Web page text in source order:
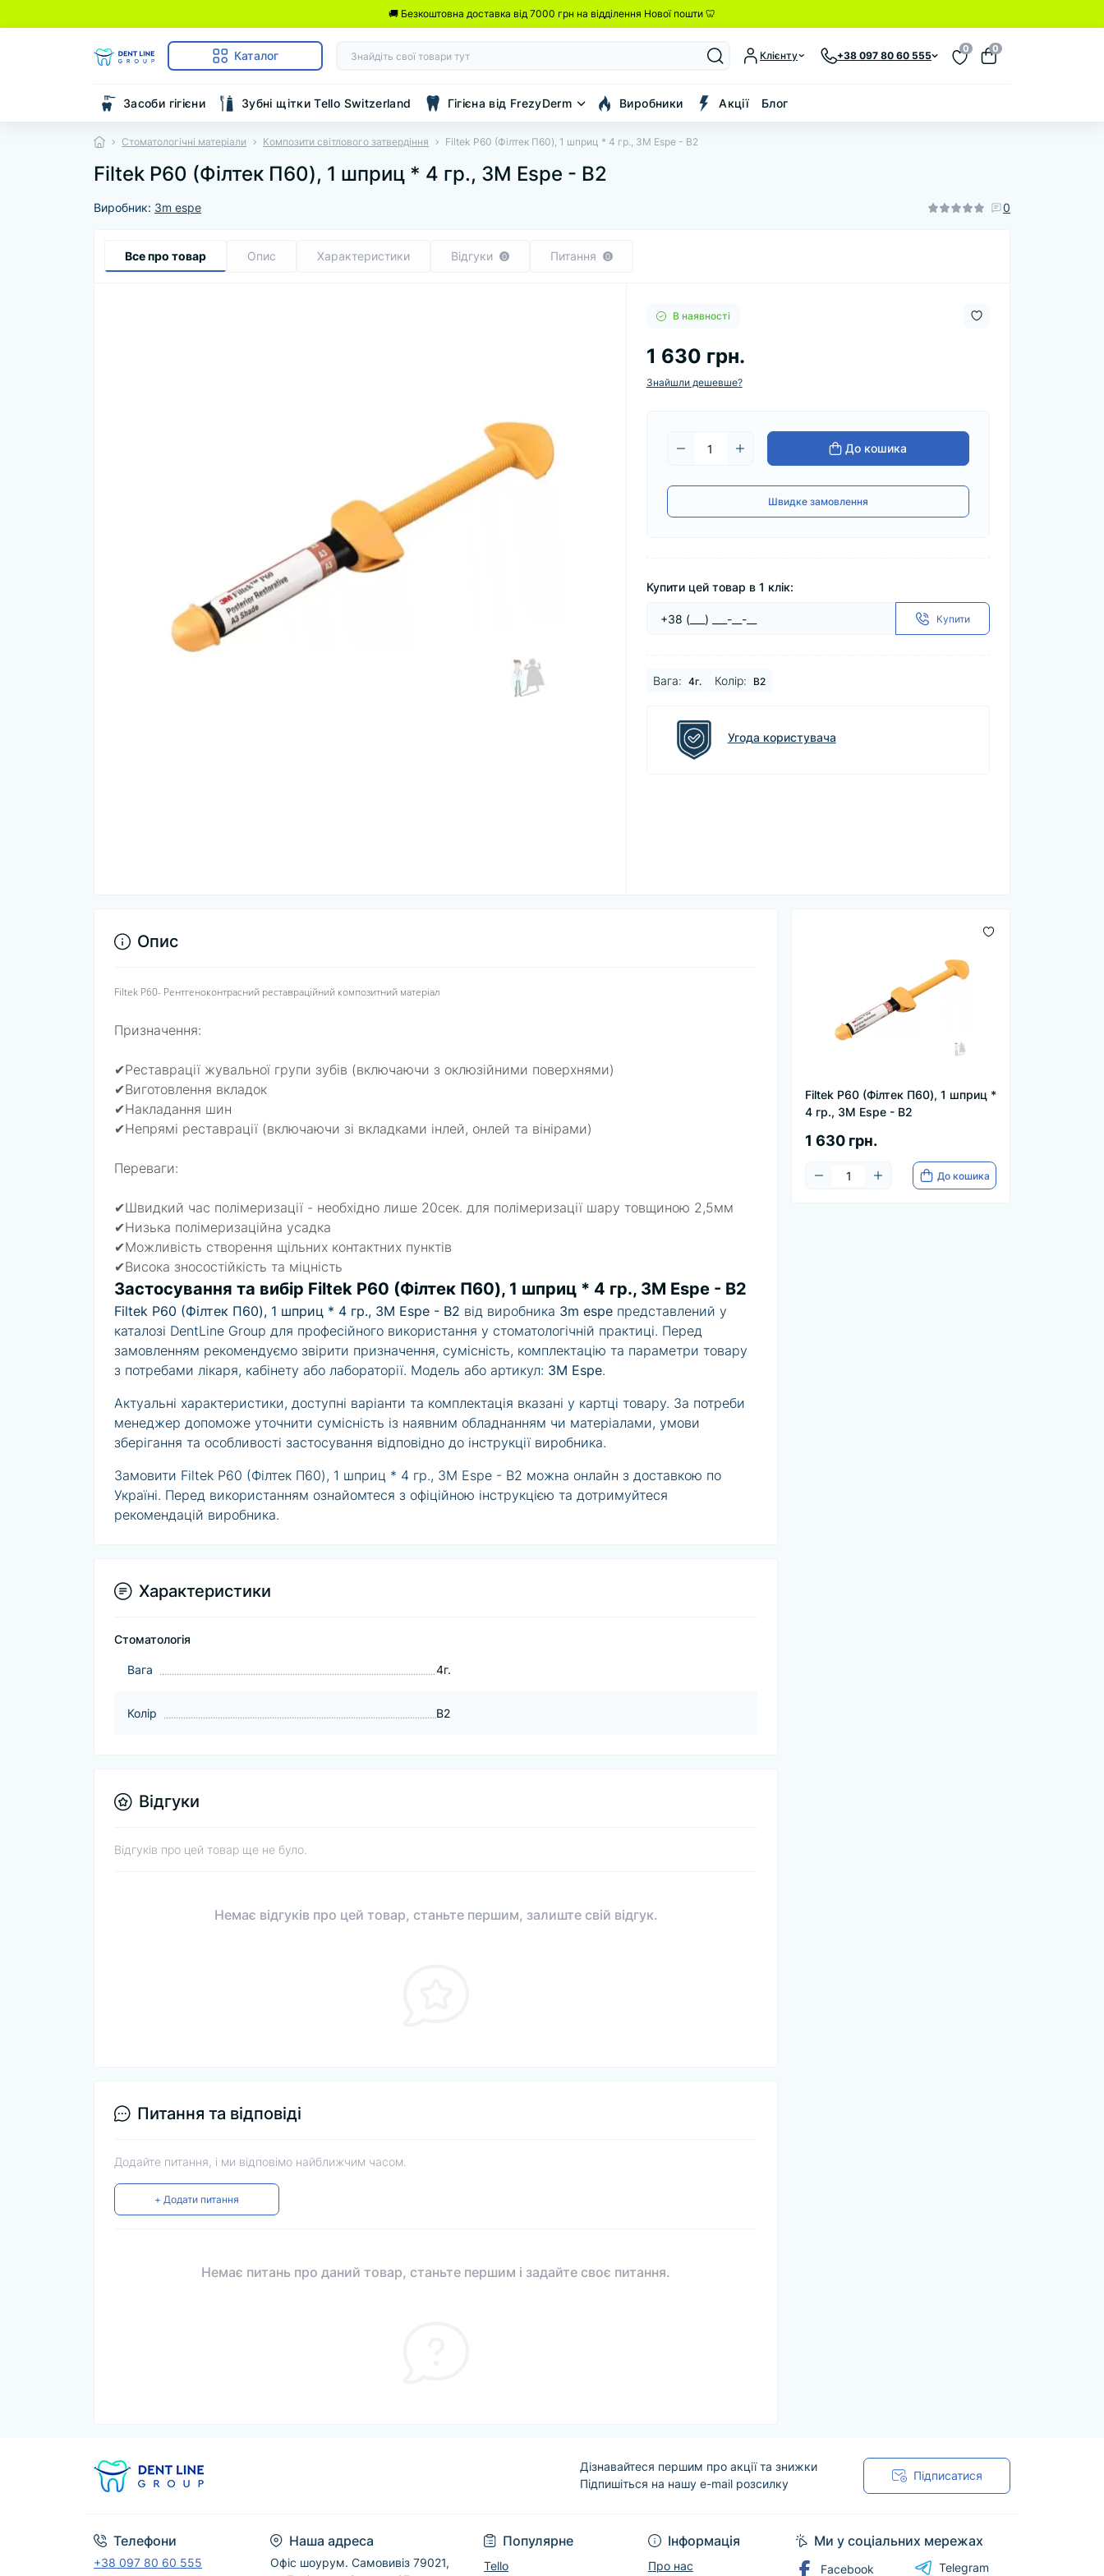
🚚 Безкоштовна доставка від 7000 грн на відділення Нової пошти 🦷
Каталог Клієнту +38 097 80 60 555
0 0
Засоби гігієни Зубні щітки Tello Switzerland Гігієна від FrezyDerm Виробники Акції Блог
Стоматологічні матеріали Композити світлового затвердіння Filtek P60 (Філтек П60), 1 шприц * 4 гр., 3M Espe - B2
Filtek P60 (Філтек П60), 1 шприц * 4 гр., 3M Espe - B2
Виробник: 3m espe 0
Все про товар Опис Характеристики Відгуки 0 Питання 0
В наявності
1 630 грн.
Знайшли дешевше?
До кошика
Швидке замовлення
Купити цей товар в 1 клік:
Купити
Baга: 4г. Колір: B2
Угода користувача
Filtek P60 (Філтек П60), 1 шприц *
4 гр., 3M Espe - B2
1 630 грн.
До кошика
Опис
Filtek P60- Рентгеноконтрасний реставраційний композитний матеріал
Призначення:
✔Реставрації жувальної групи зубів (включаючи з оклюзійними поверхнями)
✔Виготовлення вкладок
✔Накладання шин
✔Непрямі реставрації (включаючи зі вкладками інлей, онлей та вінірами)
Переваги:
✔Швидкий час полімеризації - необхідно лише 20сек. для полімеризації шару товщиною 2,5мм
✔Низька полімеризаційна усадка
✔Можливість створення щільних контактних пунктів
✔Висока зносостійкість та міцність
Застосування та вибір Filtek P60 (Філтек П60), 1 шприц * 4 гр., 3M Espe - B2
Filtek P60 (Філтек П60), 1 шприц * 4 гр., 3M Espe - B2 від виробника 3m espe представлений у
каталозі DentLine Group для професійного використання у стоматологічній практиці. Перед
замовленням рекомендуємо звірити призначення, сумісність, комплектацію та параметри товару
з потребами лікаря, кабінету або лабораторії. Модель або артикул: 3M Espe.
Актуальні характеристики, доступні варіанти та комплектація вказані у картці товару. За потреби
менеджер допоможе уточнити сумісність із наявним обладнанням чи матеріалами, умови
зберігання та особливості застосування відповідно до інструкції виробника.
Замовити Filtek P60 (Філтек П60), 1 шприц * 4 гр., 3M Espe - B2 можна онлайн з доставкою по
Україні. Перед використанням ознайомтеся з офіційною інструкцією та дотримуйтеся
рекомендацій виробника.
Характеристики
Стоматологія
Baга 4г.
Колір B2
Відгуки
Відгуків про цей товар ще не було.
Немає відгуків про цей товар, станьте першим, залиште свій відгук.
Питання та відповіді
Додайте питання, і ми відповімо найближчим часом.
+ Додати питання
Немає питань про даний товар, станьте першим і задайте своє питання.
Дізнавайтеся першим про акції та знижки
Підпишіться на нашу e-mail розсилку
Підписатися
Телефони
+38 097 80 60 555
Наша адреса
Офіс шоурум. Самовивіз 79021,
Популярне
Tello
Інформація
Про нас
Ми у соціальних мережах
Facebook Telegram